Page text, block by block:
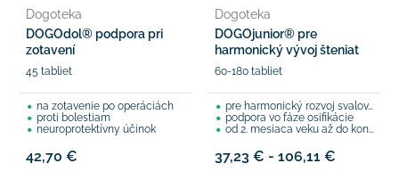
Dogoteka
DOGOdol® podpora pri
zotavení
45 tabliet
na zotavenie po operáciách
proti bolestiam
neuroprotektívny účinok
42,70 €
Dogoteka
DOGOjunior® pre
harmonický vývoj šteniat
60-180 tabliet
pre harmonický rozvoj svalov, kostí a kĺbov
podpora vo fáze osifikácie
od 2. mesiaca veku až do konca rastu
37,23 € - 106,11 €